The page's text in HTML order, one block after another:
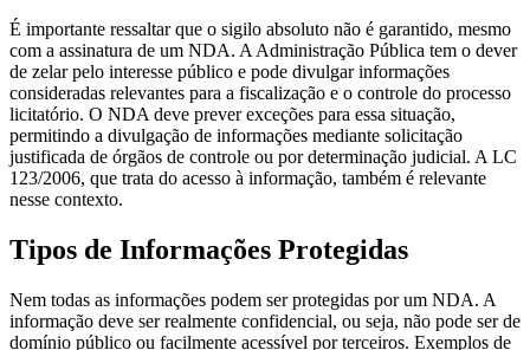
É importante ressaltar que o sigilo absoluto não é garantido, mesmo
com a assinatura de um NDA. A Administração Pública tem o dever
de zelar pelo interesse público e pode divulgar informações
consideradas relevantes para a fiscalização e o controle do processo
licitatório. O NDA deve prever exceções para essa situação,
permitindo a divulgação de informações mediante solicitação
justificada de órgãos de controle ou por determinação judicial. A LC
123/2006, que trata do acesso à informação, também é relevante
nesse contexto.
Tipos de Informações Protegidas
Nem todas as informações podem ser protegidas por um NDA. A
informação deve ser realmente confidencial, ou seja, não pode ser de
domínio público ou facilmente acessível por terceiros. Exemplos de